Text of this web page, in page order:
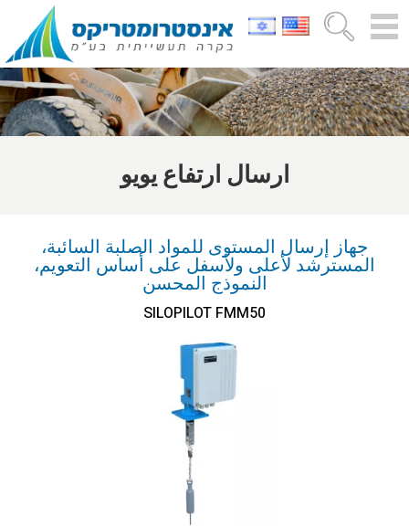
ارسال ارتفاع يويو
جهاز إرسال المستوى للمواد الصلبة السائبة،
المسترشد لأعلى ولأسفل على أساس التعويم،
النموذج المحسن
SILOPILOT FMM50